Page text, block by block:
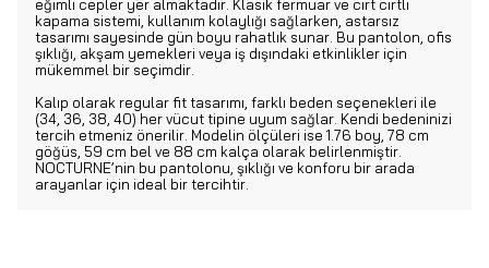
eğimli cepler yer almaktadır. Klasik fermuar ve cırt cırtlı
kapama sistemi, kullanım kolaylığı sağlarken, astarsız
tasarımı sayesinde gün boyu rahatlık sunar. Bu pantolon, ofis
şıklığı, akşam yemekleri veya iş dışındaki etkinlikler için
mükemmel bir seçimdir.
Kalıp olarak regular fit tasarımı, farklı beden seçenekleri ile
(34, 36, 38, 40) her vücut tipine uyum sağlar. Kendi bedeninizi
tercih etmeniz önerilir. Modelin ölçüleri ise 1.76 boy, 78 cm
göğüs, 59 cm bel ve 88 cm kalça olarak belirlenmiştir.
NOCTURNE’nin bu pantolonu, şıklığı ve konforu bir arada
arayanlar için ideal bir tercihtir.